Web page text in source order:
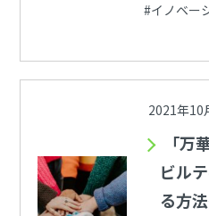
#イノベー
2021年10
「万
ビル
る方